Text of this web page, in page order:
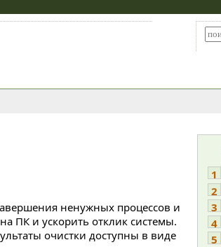
ненужных процессов и
ПК и ускорить отклик системы.
очистки доступны в виде
1
2
3
4
5